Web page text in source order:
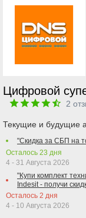
Цифровой
2
Текущие и будущие
"Скидка за СБП на
Осталось 23 дня
4 - 31 Августа 2026
"Купи комплект
Indesit - получи
Осталось 2 дня
4 - 10 Августа 2026